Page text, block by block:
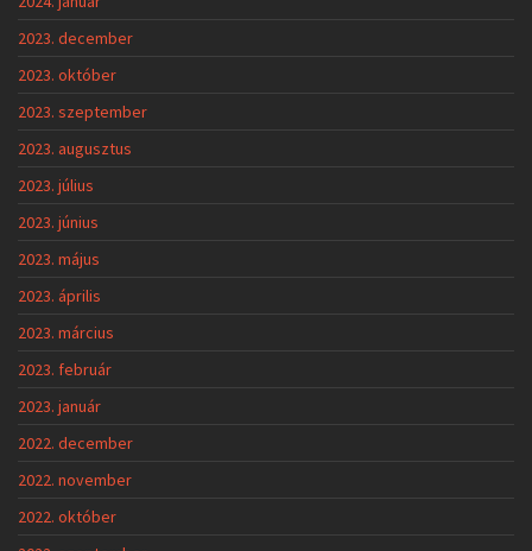
2023. december
2023. október
2023. szeptember
2023. augusztus
2023. július
2023. június
2023. május
2023. április
2023. március
2023. február
2023. január
2022. december
2022. november
2022. október